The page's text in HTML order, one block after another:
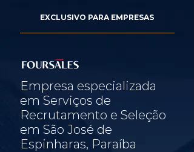
EXCLUSIVO PARA EMPRESAS
Empresa especializada
em Serviços de
Recrutamento e Seleção
em São José de
Espinharas, Paraíba